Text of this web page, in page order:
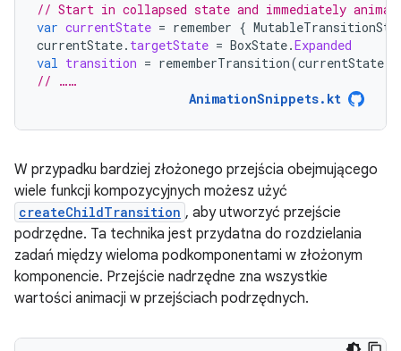
// Start in collapsed state and immediately
var currentState = remember {
currentState. targetState = BoxState.Expanded
val transition = rememberTransition(currentState
// ……
AnimationSnippets.kt
W przypadku bardziej złożonego przejścia obejmującego
wiele funkcji kompozycyjnych możesz użyć
createChildTransition , aby utworzyć przejście
podrzędne. Ta technika jest przydatna do rozdzielania
zadań między wieloma podkomponentami w złożonym
komponencie. Przejście nadrzędne zna wszystkie
wartości animacji w przejściach podrzędnych.